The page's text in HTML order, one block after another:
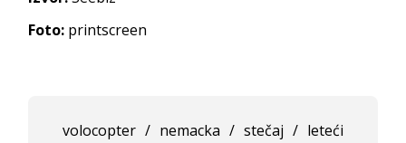
Foto: printscreen
volocopter / nemacka / stečaj / leteći